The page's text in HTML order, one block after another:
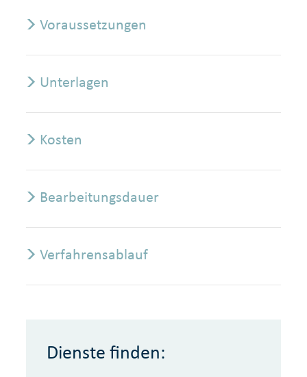
Voraussetzungen
Unterlagen
Kosten
Bearbeitungsdauer
Verfahrensablauf
Dienste finden: